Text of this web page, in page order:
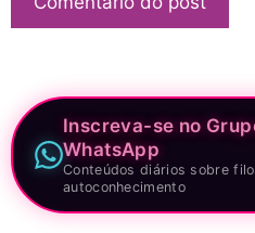
Inscreva-se no
WhatsApp
Conteúdos diários sobre
autoconhecimento